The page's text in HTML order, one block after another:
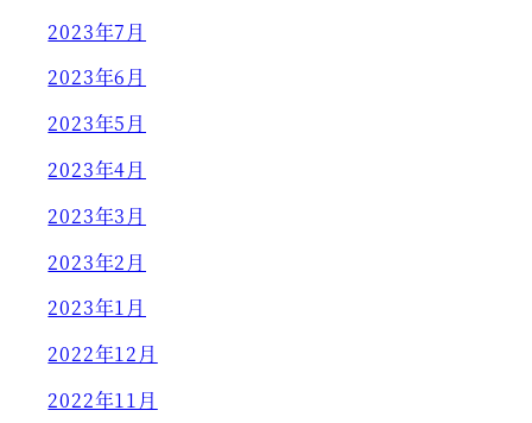
2023年7月
2023年6月
2023年5月
2023年4月
2023年3月
2023年2月
2023年1月
2022年12月
2022年11月